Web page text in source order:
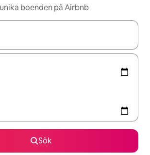
boenden på Airbnb
tillgängliga kan du navigera med upp- och
Sök